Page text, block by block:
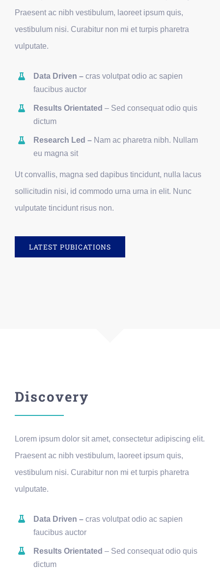
Praesent ac nibh vestibulum, laoreet ipsum quis,
vestibulum nisi. Curabitur non mi et turpis pharetra
vulputate.
Data Driven – cras volutpat odio ac sapien
faucibus auctor
Results Orientated – Sed consequat odio quis
dictum
Research Led – Nam ac pharetra nibh. Nullam
eu magna sit
Ut convallis, magna sed dapibus tincidunt, nulla lacus
sollicitudin nisi, id commodo urna urna in elit. Nunc
vulputate tincidunt risus non.
LATEST PUBICATIONS
Discovery
Lorem ipsum dolor sit amet, consectetur adipiscing elit.
Praesent ac nibh vestibulum, laoreet ipsum quis,
vestibulum nisi. Curabitur non mi et turpis pharetra
vulputate.
Data Driven – cras volutpat odio ac sapien
faucibus auctor
Results Orientated – Sed consequat odio quis
dictum